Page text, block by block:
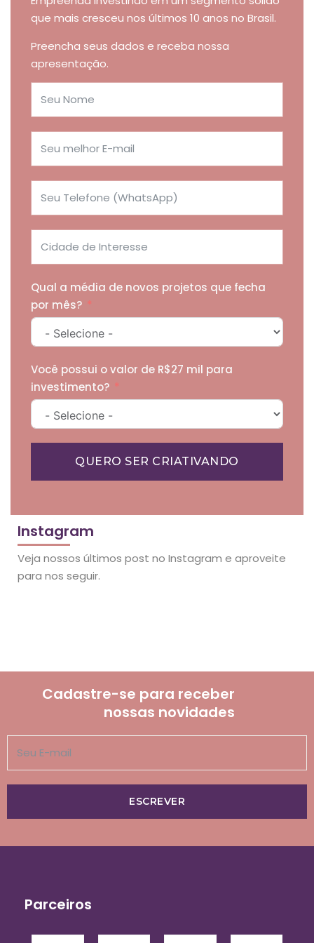
que mais cresceu nos últimos 10 anos no Brasil.
Preencha seus dados e receba nossa
apresentação.
Qual a média de novos projetos que fecha
por mês?
Você possui o valor de R$27 mil para
investimento?
QUERO SER CRIATIVANDO
Instagram
Veja nossos últimos post no Instagram e aproveite
para nos seguir.
Cadastre-se para receber
nossas novidades
ESCREVER
Parceiros